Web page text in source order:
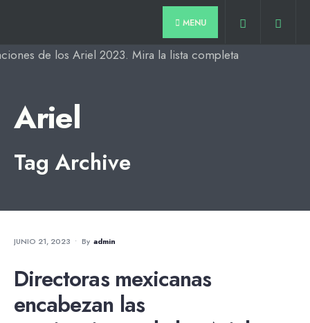
content
MENU
Ariel
Tag Archive
JUNIO 21, 2023 • By Admin
Directoras mexicanas
encabezan las